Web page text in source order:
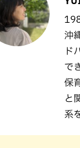
沖
ド
で
保
と
系